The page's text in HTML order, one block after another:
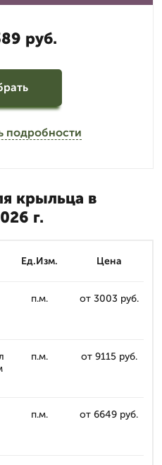
руб.
подробности
крыльца в
г.
Ед.Изм. Цена
п.м. от 3003 руб.
п.м. от 9115 руб.
п.м. от 6649 руб.